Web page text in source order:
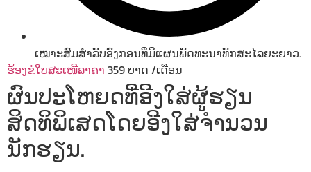
ເໝາະສົມສຳລັບອົງກອນທີ່ມີແຜນພັດທະນາທັກສະໄລຍະຍາວ.
ຮ້ອງຂໍໃບສະເໜີລາຄາ 359ບາດ /ເດືອນ
ຜົນປະໂຫຍດທີ່ອີງໃສ່ຜູ້ຮຽນ
ສິດທິພິເສດໂດຍອີງໃສ່ຈຳນວນ
ນັກຮຽນ.